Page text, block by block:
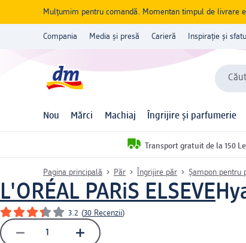
Mulțumim pentru comandă. Momentan timpul de livrare
Compania Media și presă Carieră Inspirație și
Nou Mărci Machiaj Îngrijire și parfumerie
Transport gratuit de la 150
Pagina principală Păr Îngrijire păr Șampon pentru
L'ORÉAL PARiS ELSEVE
3.2 (30 Recenzii)